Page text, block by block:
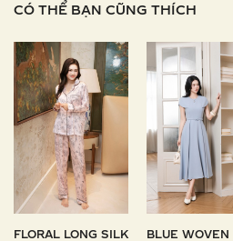
CÓ THỂ BẠN CŨNG THÍCH
FLORAL LONG SILK
BLUE WOVEN